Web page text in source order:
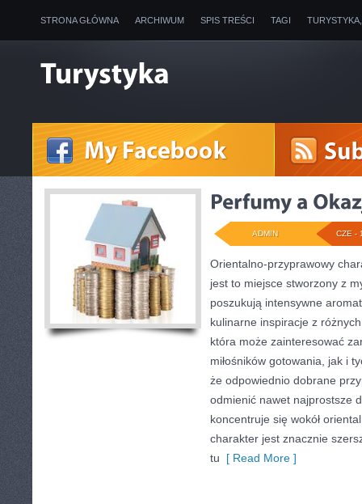
STRONA GŁÓWNA ARCHIWUM SPIS TREŚCI TAGI
CZE -
ADMIN
Orientalno-przyprawowy
jest to miejsce stworzony z
poszukują intensywne
kulinarne inspiracje z
która może zainteresować
miłośników gotowania, jak i
że odpowiednio dobrane
odmienić nawet najprostsze
koncentruje się wokół
charakter jest znacznie
tu [ Read More ]